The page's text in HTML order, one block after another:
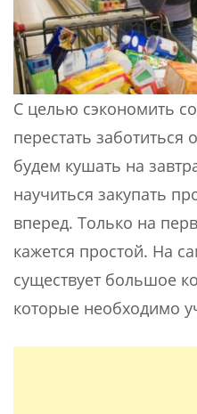
С целью сэкономить
перестать
будем кушать на
научиться закупать
вперед. Только на
кажется простой. На
существует большое
которые необходимо